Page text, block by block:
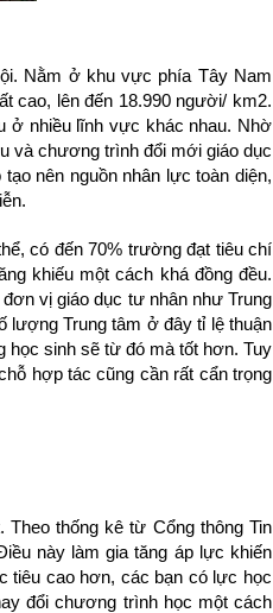
Nằm ở khu vực phía Tây Nam
cao, lên đến 18.990 người/ km2.
ở nhiều lĩnh vực khác nhau. Nhờ
và chương trình đổi mới giáo dục
nên nguồn nhân lực toàn diện,
có đến 70% trường đạt tiêu chí
khiếu một cách khá đồng đều.
vị giáo dục tư nhân như Trung
lượng Trung tâm ở đây tỉ lệ thuận
sinh sẽ từ đó mà tốt hơn. Tuy
hợp tác cũng cần rất cẩn trọng
thống kê từ Cổng thông Tin
này làm gia tăng áp lực khiến
tiêu cao hơn, các bạn có lực học
đổi chương trình học một cách